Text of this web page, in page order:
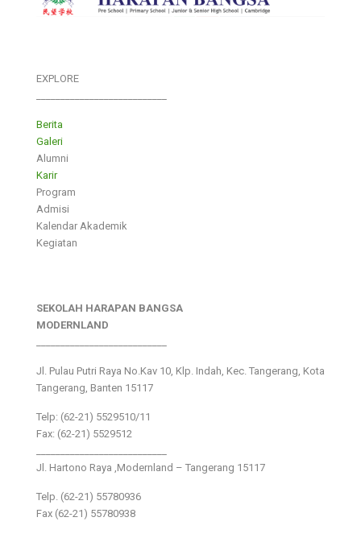
EXPLORE
Berita
Galeri
Alumni
Karir
Program
Admisi
Kalendar Akademik
Kegiatan
SEKOLAH HARAPAN BANGSA
MODERNLAND
Jl. Pulau Putri Raya No.Kav 10, Klp. Indah, Kec. Tangerang, Kota
Tangerang, Banten 15117
Telp: (62-21) 5529510/11
Fax: (62-21) 5529512
Jl. Hartono Raya ,Modernland – Tangerang 15117
Telp. (62-21) 55780936
Fax (62-21) 55780938